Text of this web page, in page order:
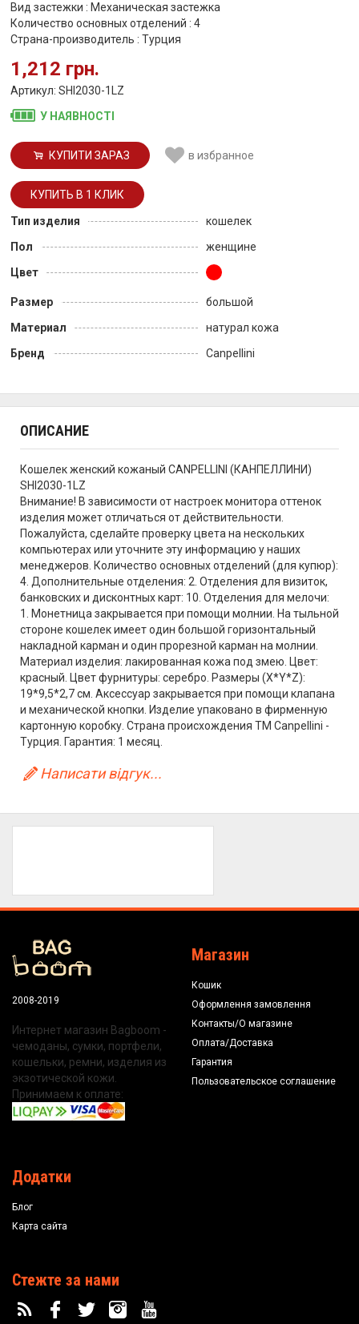
Вид застежки : Механическая застежка
Количество основных отделений : 4
Страна-производитель : Турция
1,212 грн.
Артикул: SHI2030-1LZ
У НАЯВНОСТІ
КУПИТИ ЗАРАЗ в избранное
Тип изделия
кошелек
Пол
женщине
Цвет
Размер
большой
Материал
натурал кожа
Бренд
Canpellini
ОПИСАНИЕ
Кошелек женский кожаный CANPELLINI (КАНПЕЛЛИНИ)
SHI2030-1LZ
Внимание! В зависимости от настроек монитора оттенок
изделия может отличаться от действительности.
Пожалуйста, сделайте проверку цвета на нескольких
компьютерах или уточните эту информацию у наших
менеджеров. Количество основных отделений (для купюр):
4. Дополнительные отделения: 2. Отделения для визиток,
банковских и дисконтных карт: 10. Отделения для мелочи:
1. Монетница закрывается при помощи молнии. На тыльной
стороне кошелек имеет один большой горизонтальный
накладной карман и один прорезной карман на молнии.
Материал изделия: лакированная кожа под змею. Цвет:
красный. Цвет фурнитуры: серебро. Размеры (X*Y*Z):
19*9,5*2,7 см. Аксессуар закрывается при помощи клапана
и механической кнопки. Изделие упаковано в фирменную
картонную коробку. Страна происхождения ТМ Canpellini -
Турция. Гарантия: 1 месяц.
Написати відгук...
2008-2019
Интернет магазин Bagboom -
чемоданы, сумки, портфели,
кошельки, ремни, изделия из
экзотической кожи.
Принимаем к оплате:
Магазин
Кошик
Оформлення замовлення
Контакты/О магазине
Оплата/Доставка
Гарантия
Пользовательское соглашение
Додатки
Блог
Карта сайта
Стежте за нами